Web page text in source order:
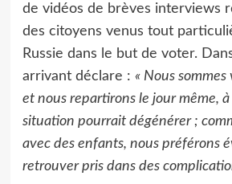
de vidéos de brèves interviews
des citoyens venus tout
Russie dans le but de voter.
arrivant déclare : « Nous
et nous repartirons le jour même,
situation pourrait dégénérer ;
avec des enfants, nous préférons
retrouver pris dans des